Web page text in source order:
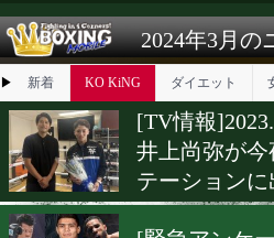
試合日程 試合結果
2024年3
▶ 新着 KO KiNG ダイエッ
[TV情報